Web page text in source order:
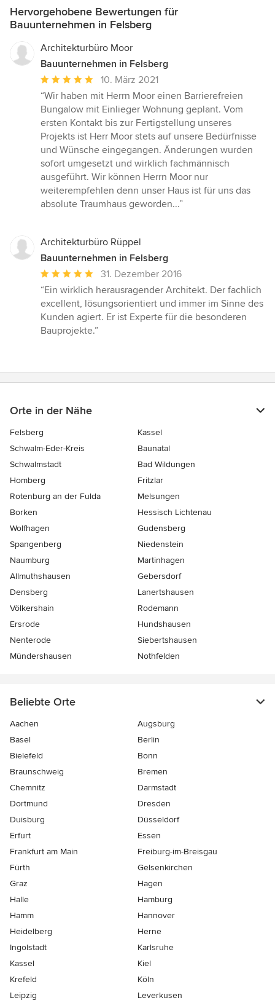
Hervorgehobene Bewertungen für
Bauunternehmen in Felsberg
Architekturbüro Moor
Bauunternehmen in Felsberg
Durchschnittliche
Bewertung:
5
von
5
Sternen
10. März 2021
“Wir haben mit Herrn Moor einen Barrierefreien
Bungalow mit Einlieger Wohnung geplant. Vom
ersten Kontakt bis zur Fertigstellung unseres
Projekts ist Herr Moor stets auf unsere Bedürfnisse
und Wünsche eingegangen. Änderungen wurden
sofort umgesetzt und wirklich fachmännisch
ausgeführt. Wir können Herrn Moor nur
weiterempfehlen denn unser Haus ist für uns das
absolute Traumhaus geworden...”
Architekturbüro Rüppel
Bauunternehmen in Felsberg
Durchschnittliche
Bewertung:
5
von
5
31. Dezember 2016
“Ein wirklich herausragender Architekt. Der fachlich
excellent, lösungsorientiert und immer im Sinne des
Kunden agiert. Er ist Experte für die besonderen
Bauprojekte.”
Orte in der Nähe
Felsberg
Kassel
Schwalm-Eder-Kreis
Baunatal
Schwalmstadt
Bad Wildungen
Homberg
Fritzlar
Rotenburg an der Fulda
Melsungen
Borken
Hessisch Lichtenau
Wolfhagen
Gudensberg
Spangenberg
Niedenstein
Naumburg
Martinhagen
Allmuthshausen
Gebersdorf
Densberg
Lanertshausen
Völkershain
Rodemann
Ersrode
Hundshausen
Nenterode
Siebertshausen
Mündershausen
Nothfelden
Beliebte Orte
Aachen
Augsburg
Basel
Berlin
Bielefeld
Bonn
Braunschweig
Bremen
Chemnitz
Darmstadt
Dortmund
Dresden
Duisburg
Düsseldorf
Erfurt
Essen
Frankfurt am Main
Freiburg-im-Breisgau
Fürth
Gelsenkirchen
Graz
Hagen
Halle
Hamburg
Hamm
Hannover
Heidelberg
Herne
Ingolstadt
Karlsruhe
Kassel
Kiel
Krefeld
Köln
Leipzig
Leverkusen